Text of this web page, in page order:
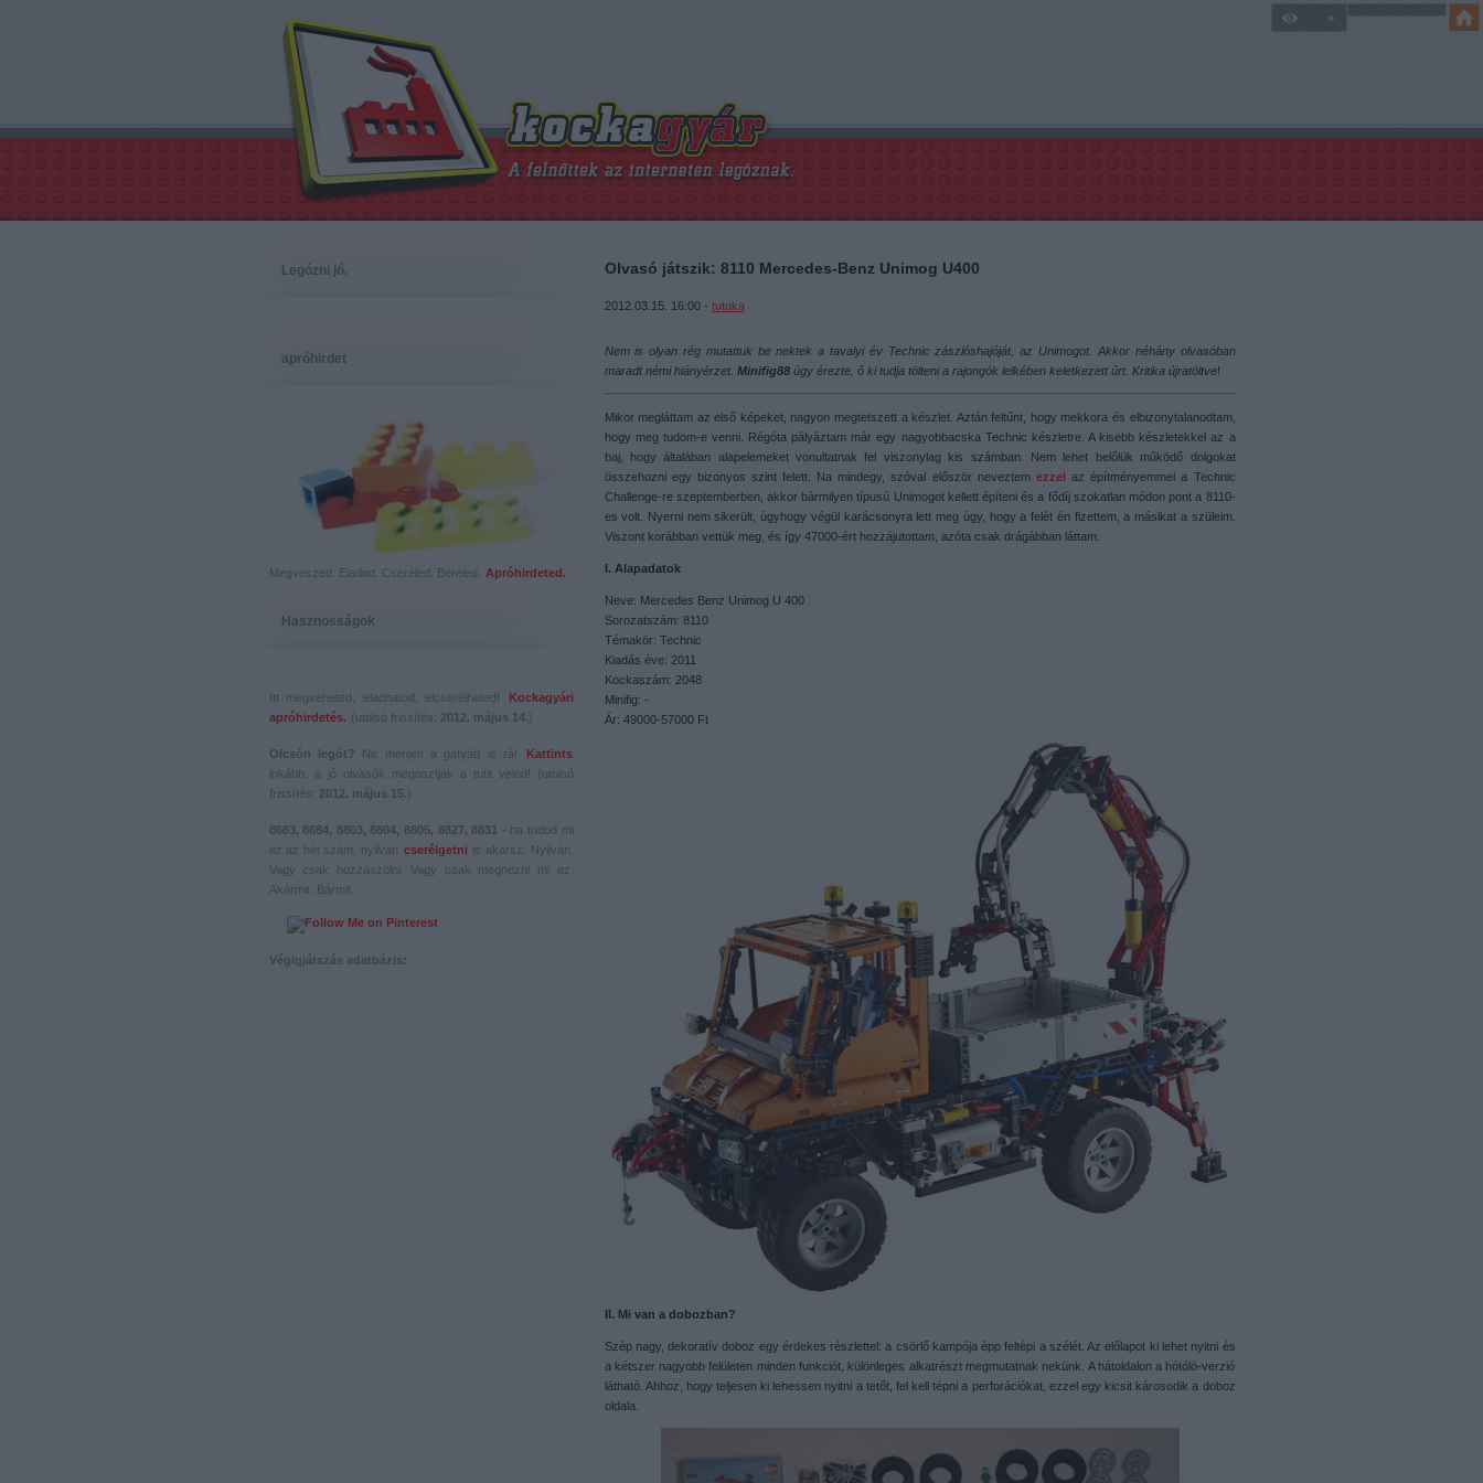
Legózni jó.
apróhirdet
Megveszed. Eladod. Cseréled. Beréled. Apróhirdeted.
Hasznosságok
Itt megveheted, eladhatod, elcserélheted!
Kockagyári
apróhirdetés. (utolsó frissítés: 2012. május 14.)
Olcsón legót? Ne menjen a gatyád is rá!
Kattints
inkább, a jó olvasók megosztják a tutit veled! (utolsó
frissítés: 2012. május 15.)
8683, 8684, 8803, 8804, 8805, 8827, 8831 - ha tudod mi
ez az hét szám, nyilván
cserélgetni
is akarsz. Nyilván.
Vagy csak hozzászólni. Vagy csak megnézni mi ez.
Akármit. Bármit.
Végigjátszás adatbázis:
Olvasó játszik: 8110 Mercedes-Benz Unimog U400
2012.03.15. 16:00 - tutuka
Nem is olyan rég mutattuk be nektek a tavalyi év Technic zászlóshajóját, az Unimogot. Akkor néhány olvasóban
maradt némi hiányérzet. Minifig88úgy érezte, ő ki tudja tölteni a rajongók lelkében keletkezett űrt. Kritika újratöltve!
Mikor megláttam az első képeket, nagyon megtetszett a készlet. Aztán feltűnt, hogy mekkora és elbizonytalanodtam,
hogy meg tudom-e venni. Régóta pályáztam már egy nagyobbacska Technic készletre. A kisebb készletekkel az a
baj, hogy általában alapelemeket vonultatnak fel viszonylag kis számban. Nem lehet belőlük működő dolgokat
összehozni egy bizonyos szint felett. Na mindegy, szóval először neveztem ezzel az építményemmel a Technic
Challenge-re szeptemberben, akkor bármilyen típusú Unimogot kellett építeni és a fődíj szokatlan módon pont a 8110-
es volt. Nyerni nem sikerült, úgyhogy végül karácsonyra lett meg úgy, hogy a felét én fizettem, a másikat a szüleim.
Viszont korábban vettük meg, és így 47000-ért hozzájutottam, azóta csak drágábban láttam.
I. Alapadatok
Neve: Mercedes Benz Unimog U 400
Sorozatszám: 8110
Témakör: Technic
Kiadás éve: 2011
Kockaszám: 2048
Minifig: -
Ár: 49000-57000 Ft
II. Mi van a dobozban?
Szép nagy, dekoratív doboz egy érdekes részlettel: a csörlő kampója épp feltépi a szélét. Az előlapot ki lehet nyitni és
a kétszer nagyobb felületen minden funkciót, különleges alkatrészt megmutatnak nekünk. A hátoldalon a hótóló-verzió
látható. Ahhoz, hogy teljesen ki lehessen nyitni a tetőt, fel kell tépni a perforációkat, ezzel egy kicsit károsodik a doboz
oldala.